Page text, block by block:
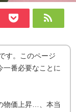
す。このページ
一番必要なことに
物価上昇…、本当